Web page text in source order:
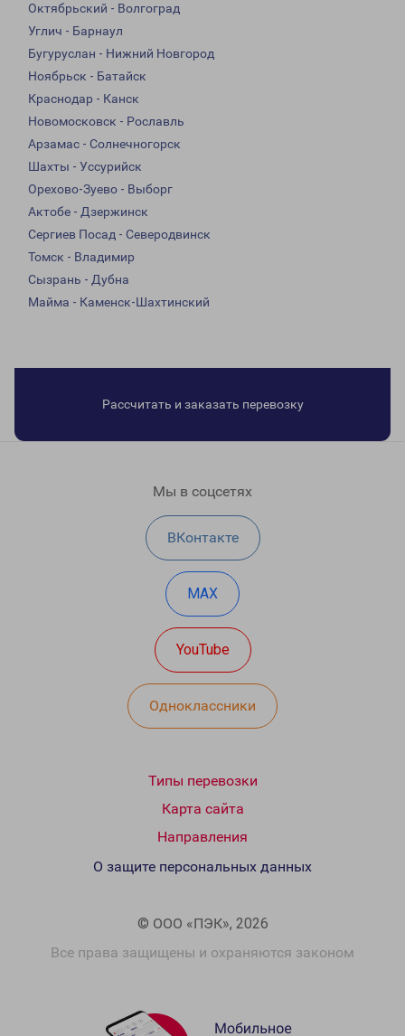
Октябрьский - Волгоград
Углич - Барнаул
Бугуруслан - Нижний Новгород
Ноябрьск - Батайск
Краснодар - Канск
Новомосковск - Рославль
Арзамас - Солнечногорск
Шахты - Уссурийск
Орехово-Зуево - Выборг
Актобе - Дзержинск
Сергиев Посад - Северодвинск
Томск - Владимир
Сызрань - Дубна
Майма - Каменск-Шахтинский
Рассчитать и заказать перевозку
Мы в соцсетях
ВКонтакте
MAX
YouTube
Одноклассники
Типы перевозки
Карта сайта
Направления
© ООО «ПЭК», 2026
Все права защищены и охраняются законом
О защите персональных данных